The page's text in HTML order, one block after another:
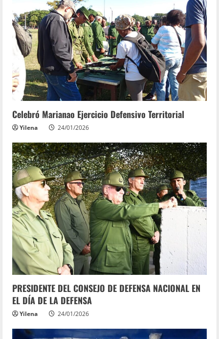
Celebró Marianao Ejercicio Defensivo Territorial
Yilena 24/01/2026
PRESIDENTE DEL CONSEJO DE DEFENSA NACIONAL EN
EL DÍA DE LA DEFENSA
Yilena 24/01/2026